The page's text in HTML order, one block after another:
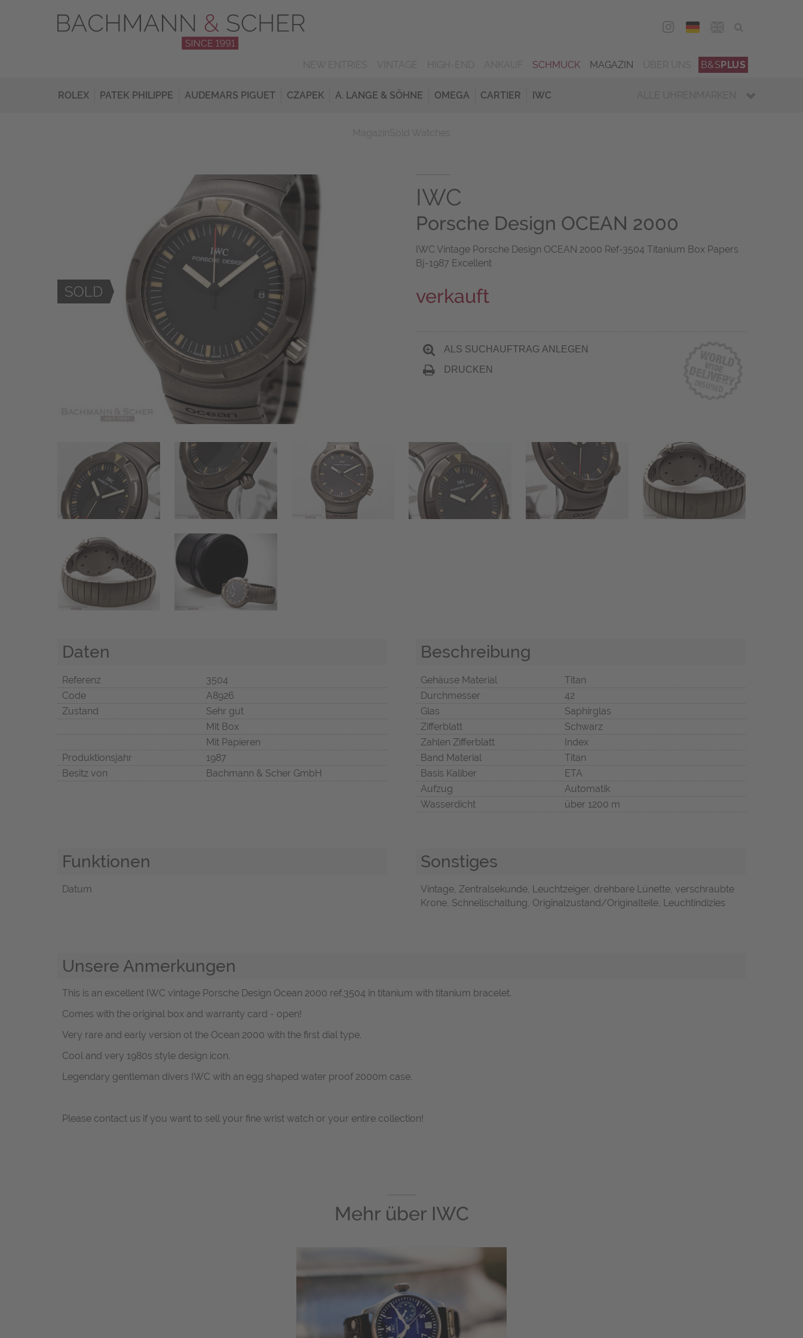
DEU
SCHMUCK MAGAZIN B&SPLUS
ROLEX PATEK PHILIPPE AUDEMARS PIGUET CZAPEK A. LANGE & SÖHNE OMEGA CARTIER IWC ALLE UHRENMARKEN
IWC
Porsche Design OCEAN 2000
IWC Vintage Porsche Design OCEAN 2000 Ref-3504 Titanium Box Papers
Bj-1987 Excellent
verkauft
ALS SUCHAUFTRAG ANLEGEN
DRUCKEN
Daten
Referenz
3504
Code
A8926
Zustand
Sehr gut
Mit Box
Mit Papieren
Produktionsjahr
1987
Besitz von
Bachmann & Scher GmbH
Beschreibung
Gehäuse Material
Titan
Durchmesser
42
Glas
Saphirglas
Zifferblatt
Schwarz
Zahlen Zifferblatt
Index
Band Material
Titan
Basis Kaliber
ETA
Aufzug
Automatik
Wasserdicht
über 1200 m
Funktionen
Datum
Sonstiges
Vintage, Zentralsekunde, Leuchtzeiger, drehbare Lünette, verschraubte
Krone, Schnellschaltung, Originalzustand/Originalteile, Leuchtindizies
Unsere Anmerkungen
This is an excellent IWC vintage Porsche Design Ocean 2000 ref.3504 in titanium with titanium bracelet.
Comes with the original box and warranty card - open!
Very rare and early version ot the Ocean 2000 with the first dial type.
Cool and very 1980s style design icon.
Legendary gentleman divers IWC with an egg shaped water proof 2000m case.
Please contact us if you want to sell your fine wrist watch or your entire collection!
Mehr über IWC